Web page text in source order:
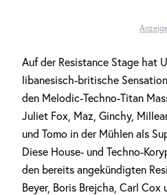
Auf der Resistance Stage hat
libanesisch-britische
den Melodic-Techno-Titan
Juliet Fox, Maz, Ginchy,
und Tomo in der Mühlen als
Diese House- und Techno-
den bereits angekündigten
Beyer, Boris Brejcha, Carl